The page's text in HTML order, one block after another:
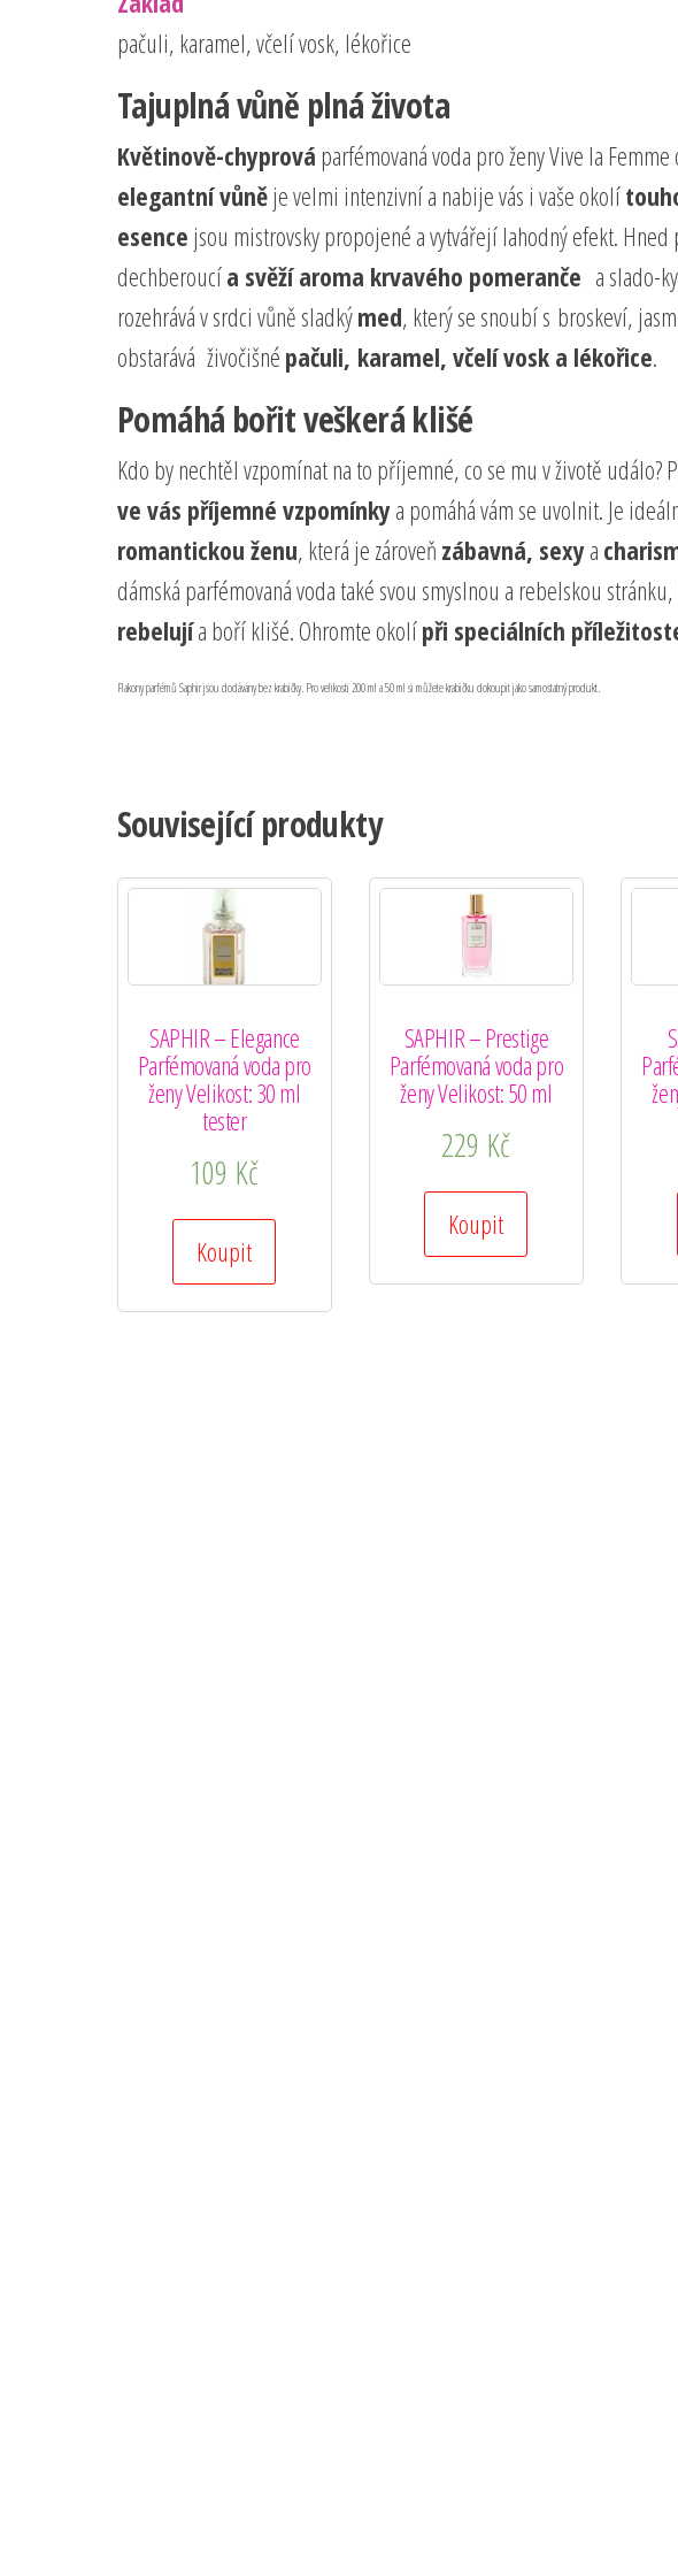
pačuli, karamel, včelí vosk, lékořice
Tajuplná vůně plná života
Květinově-chyprová parfémovaná voda pro ženy Vive la Femme
elegantní vůněje velmi intenzivní a nabije vás i vaše okolí
esence jsou mistrovsky propojené a vytvářejí lahodný efekt.
dechberoucía svěží aroma krvavého pomeranče a slado-
rozehrává v srdci vůně sladkýmed, který se snoubí s broskeví,
obstarává živočišné pačuli, karamel, včelí vosk a lékořice.
Pomáhá bořit veškerá klišé
Kdo by nechtěl vzpomínat na to příjemné, co se mu v životě událo?
ve vás příjemné vzpomínkya pomáhá vám se uvolnit. Je
romantickou ženu, která je zároveň zábavná, sexya
dámská parfémovaná voda také svou smyslnou a rebelskou
rebelujía boří klišé. Ohromte okolípři speciálních
Flakony parfémů Saphir jsou dodávány bez krabičky. Pro velikosti 200 ml a 50 ml si můžete krabičku dokoupit jako samostatný produkt.
Související produkty
SAPHIR – Elegance
Parfémovaná voda pro
ženy Velikost: 30 ml
tester
109 Kč
Koupit
SAPHIR – Prestige
Parfémovaná voda pro
ženy Velikost: 50 ml
229 Kč
Koupit